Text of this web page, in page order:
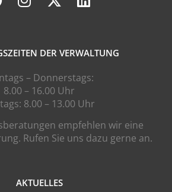
DER VERWALTUNG
– Donnerstags:
8.00 – 16.00 Uhr
8.00 – 13.00 Uhr
empfehlen wir eine
Rufen Sie uns dazu gerne an.
AKTUELLES